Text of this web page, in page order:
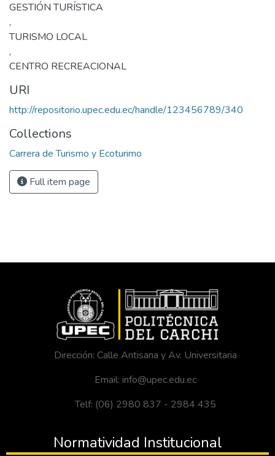
GESTIÓN TURÍSTICA
,
TURISMO LOCAL
,
CENTRO RECREACIONAL
URI
http://repositorio.upec.edu.ec/handle/123456789/340
Collections
Carrera de Turismo y Ecoturimo
Full item page
Dirección: Calle Antisana y Av. Universitaria
Email: info@upec.edu.ec
Telf: (06) 2980 837 - 2984 435
Normatividad Institucional